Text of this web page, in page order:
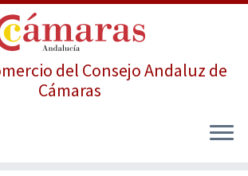
del Consejo Andaluz de
Cámaras